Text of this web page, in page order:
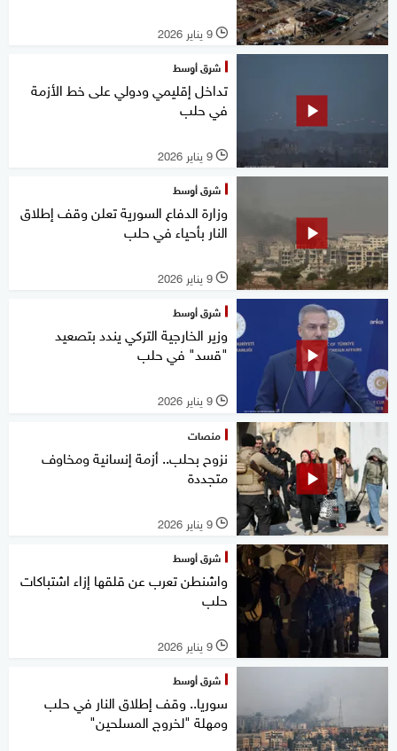
l 9 يناير 2026
شرق أوسط
تداخل إقليمي ودولي على خط الأزمة
في حلب
l 9 يناير 2026
شرق أوسط
وزارة الدفاع السورية تعلن وقف إطلاق
النار بأحياء في حلب
l 9 يناير 2026
شرق أوسط
وزير الخارجية التركي يندد بتصعيد
"قسد" في حلب
l 9 يناير 2026
منصات
نزوح بحلب.. أزمة إنسانية ومخاوف
متجددة
l 9 يناير 2026
شرق أوسط
واشنطن تعرب عن قلقها إزاء اشتباكات
حلب
l 9 يناير 2026
شرق أوسط
سوريا.. وقف إطلاق النار في حلب
ومهلة "لخروج المسلحين"